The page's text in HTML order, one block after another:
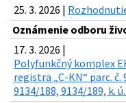
25. 3. 2026 |
Oznámenie odboru
17. 3. 2026 |
Polyfunkčný komplex
registra „C-KN“ parc. č.
9134/188, 9134/189, k.